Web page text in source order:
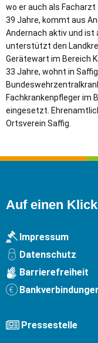
wo er auch als
39 Jahre, kommt aus
Andernach aktiv und
unterstützt den
Gerätewart im Bereich
33 Jahre, wohnt in
Fachkrankenpfleger im
eingesetzt.
Ortsverein Saffig.
Auf einen Klick
Impressum
Datenschutz
Barrierefreiheit
Pressestelle